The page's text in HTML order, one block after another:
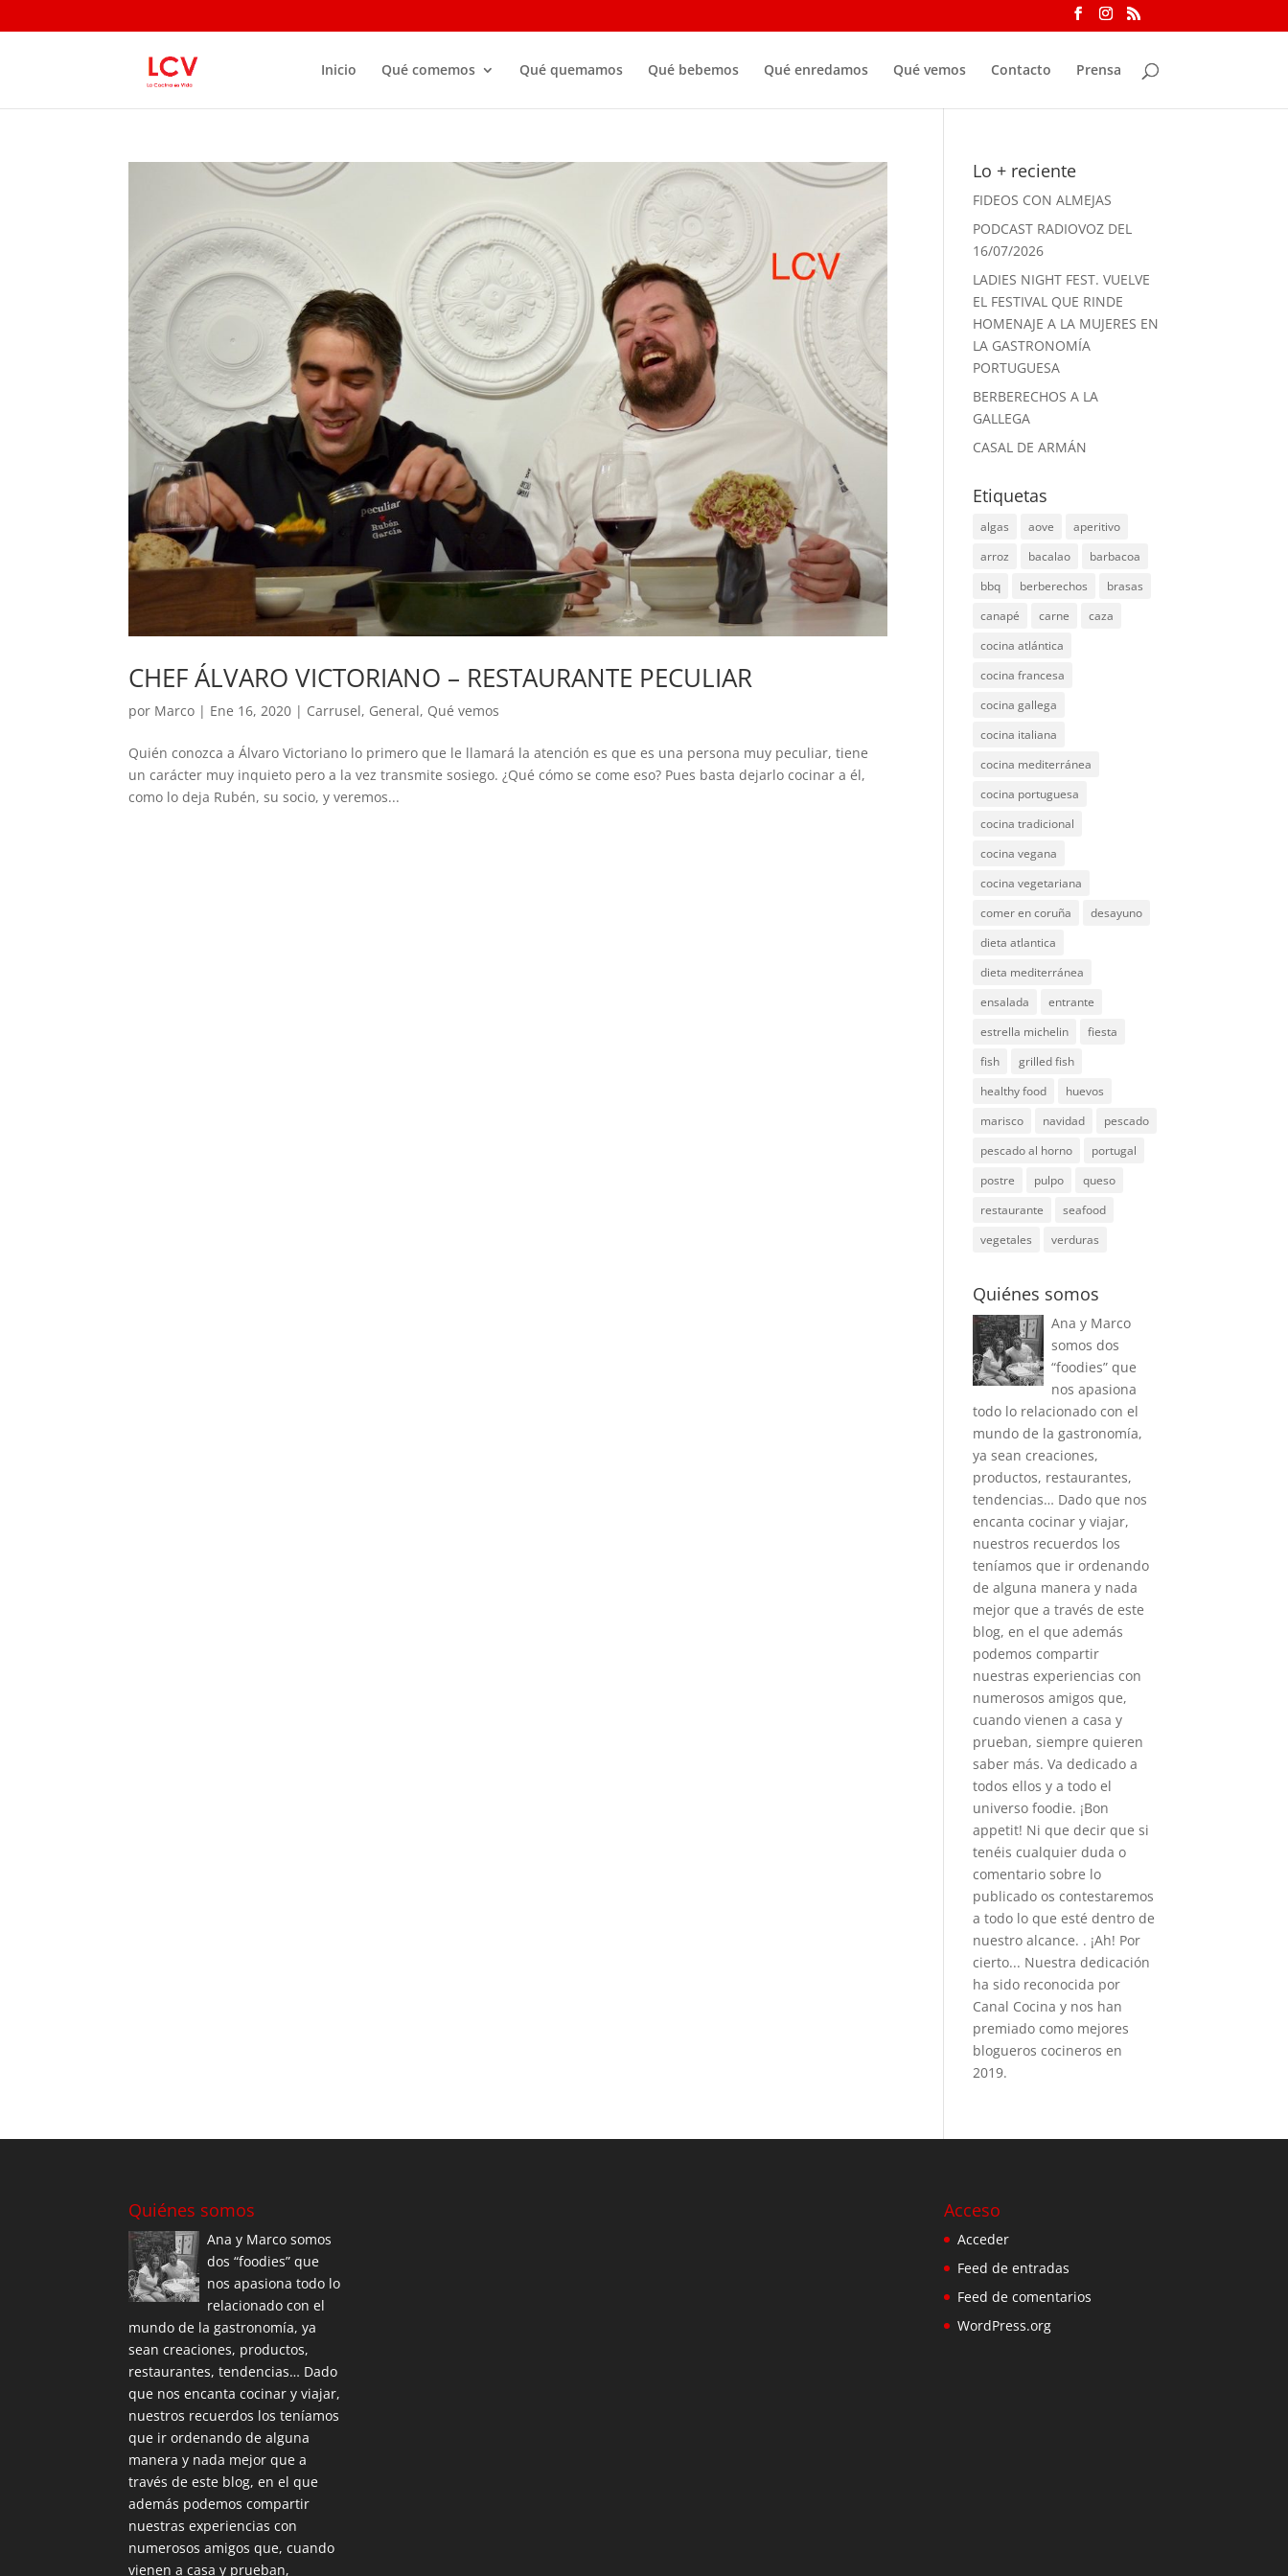
Inicio Qué comemos Qué quemamos Qué bebemos Qué enredamos Qué vemos Contacto Prensa
CHEF ÁLVARO VICTORIANO – RESTAURANTE PECULIAR
por Marco | Ene 16, 2020 | Carrusel, General, Qué vemos
Quién conozca a Álvaro Victoriano lo primero que le llamará la atención es que es una persona muy peculiar, tiene
un carácter muy inquieto pero a la vez transmite sosiego. ¿Qué cómo se come eso? Pues basta dejarlo cocinar a él,
como lo deja Rubén, su socio, y veremos...
Lo + reciente
FIDEOS CON ALMEJAS
PODCAST RADIOVOZ DEL
16/07/2026
LADIES NIGHT FEST. VUELVE
EL FESTIVAL QUE RINDE
HOMENAJE A LA MUJERES EN
LA GASTRONOMÍA
PORTUGUESA
BERBERECHOS A LA
GALLEGA
CASAL DE ARMÁN
Etiquetas
algas aove
aperitivo
arroz
bacalao
barbacoa
bbq
berberechos
brasas
canapé
carne
caza
cocina atlántica
cocina francesa
cocina gallega
cocina italiana
cocina mediterránea
cocina portuguesa
cocina tradicional
cocina vegana
cocina vegetariana
comer en coruña
desayuno
dieta atlantica
dieta mediterránea
ensalada
entrante
estrella michelin
fiesta
fish
grilled fish
healthy food
huevos
marisco
navidad
pescado
pescado al horno
portugal
postre
pulpo
queso
restaurante
seafood
vegetales
verduras
Quiénes somos
Ana y Marco
somos dos
“foodies” que
nos apasiona
todo lo relacionado con el
mundo de la gastronomía,
ya sean creaciones,
productos, restaurantes,
tendencias… Dado que nos
encanta cocinar y viajar,
nuestros recuerdos los
teníamos que ir ordenando
de alguna manera y nada
mejor que a través de este
blog, en el que además
podemos compartir
nuestras experiencias con
numerosos amigos que,
cuando vienen a casa y
prueban, siempre quieren
saber más. Va dedicado a
todos ellos y a todo el
universo foodie. ¡Bon
appetit! Ni que decir que si
tenéis cualquier duda o
comentario sobre lo
publicado os contestaremos
a todo lo que esté dentro de
nuestro alcance. . ¡Ah! Por
cierto... Nuestra dedicación
ha sido reconocida por
Canal Cocina y nos han
premiado como mejores
blogueros cocineros en
2019.
Quiénes somos
Ana y Marco somos
dos “foodies” que
nos apasiona todo lo
relacionado con el
mundo de la gastronomía, ya
sean creaciones, productos,
restaurantes, tendencias… Dado
que nos encanta cocinar y viajar,
nuestros recuerdos los teníamos
que ir ordenando de alguna
manera y nada mejor que a
través de este blog, en el que
además podemos compartir
nuestras experiencias con
numerosos amigos que, cuando
vienen a casa y prueban,
Acceso
Acceder
Feed de entradas
Feed de comentarios
WordPress.org